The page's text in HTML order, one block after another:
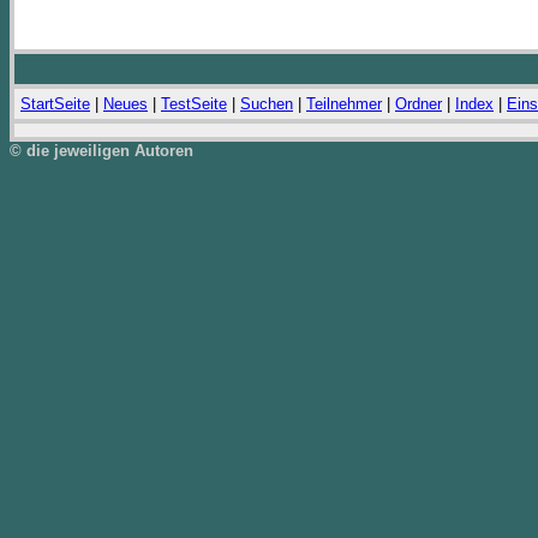
StartSeite Neues TestSeite Suchen Teilnehmer| Ordner| Index
© die jeweiligen Autoren